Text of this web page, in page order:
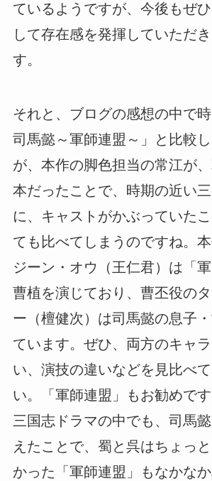
ているようですが、今後もぜ
して存在感を発揮していただ
す。
それと、ブログの感想の中で
司馬懿～軍師連盟～」と比較
が、本作の脚色担当の常江が
本だったことで、時期の近い
に、キャストがかぶっていた
ても比べてしまうのですね。
ジーン・オウ（王仁君）は「
曹植を演じており、曹丕役の
ー（檀健次）は司馬懿の息子
ています。ぜひ、両方のキャ
い、演技の違いなどを見比べ
い。「軍師連盟」もお勧めです
三国志ドラマの中でも、司馬
えたことで、蜀と呉はちょっ
かった「軍師連盟」もなかな